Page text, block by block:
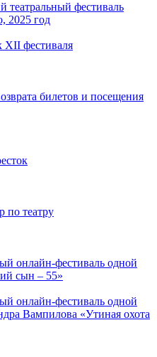
театральный фестиваль
2025 год
XII фестиваля
билетов и посещения
по театру
онлайн-фестиваль одной
сын – 55»
онлайн-фестиваль одной
Вампилова «Утиная охота